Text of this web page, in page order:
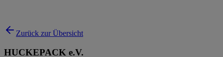
Zurück zur Übersicht
HUCKEPACK e.V.